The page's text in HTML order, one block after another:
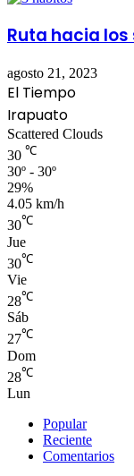
Ruta hacia los
agosto 21, 2023
El Tiempo
Irapuato
Scattered Clouds
30 ℃
30º - 30º
29%
4.05 km/h
30℃
Jue
30℃
Vie
28℃
Sáb
27℃
Dom
28℃
Lun
Popular
Reciente
Comentarios